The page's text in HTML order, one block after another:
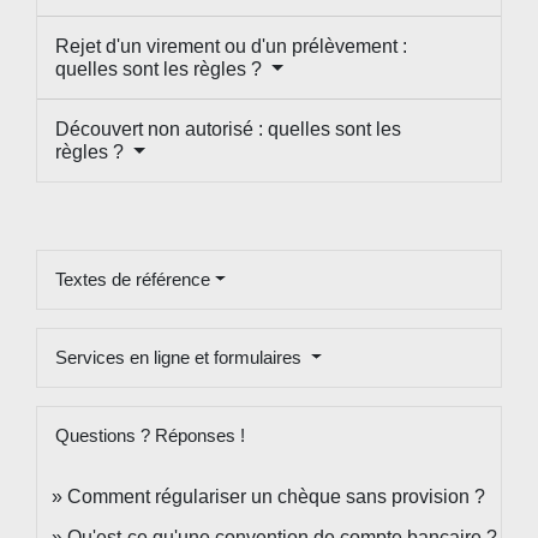
Rejet d'un virement ou d'un prélèvement :
quelles sont les règles ?
Découvert non autorisé : quelles sont les
règles ?
Textes de référence
Services en ligne et formulaires
Questions ? Réponses !
Comment régulariser un chèque sans provision ?